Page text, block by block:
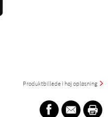
Produktbillede i høj opløsning